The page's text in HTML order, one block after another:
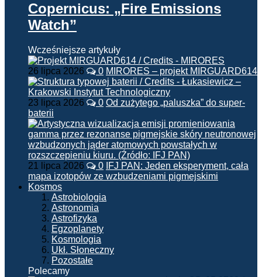
Copernicus: „Fire Emissions
Watch”
Wcześniejsze artykuły
26 lipca 2026 0 MIRORES – projekt MIRGUARD614
23 lipca 2026 0 Od zużytego „paluszka” do super-
baterii
21 lipca 2026 0 IFJ PAN: Jeden eksperyment, cała
mapa izotopów ze wzbudzeniami pigmejskimi
Kosmos
Astrobiologia
Astronomia
Astrofizyka
Egzoplanety
Kosmologia
Ukł. Słoneczny
Pozostałe
Polecamy